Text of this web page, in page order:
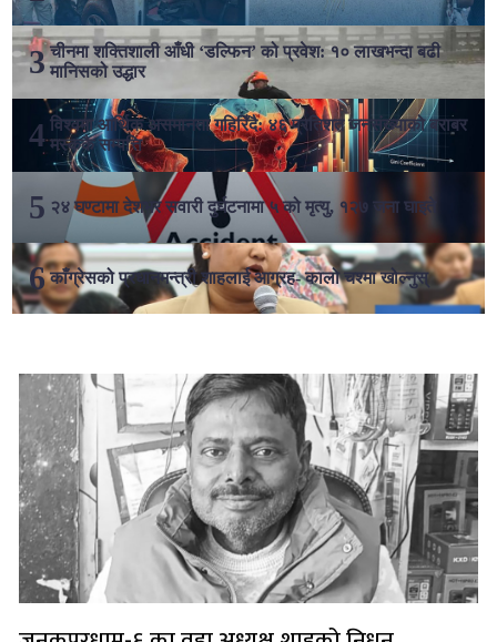
चीनमा शक्तिशाली आँधी ‘डल्फिन’ को प्रवेश: १० लाखभन्दा बढी
मानिसको उद्धार
विश्वमा आर्थिक असमानता गहिरिँदै: ४६ प्रतिशत जनसंख्याको बराबर
मस्ककै सम्पत्ति
२४ घण्टामा देशभर सवारी दुर्घटनामा ५ को मृत्यु, १२७ जना घाइते
काँग्रेसको प्रधानमन्त्री शाहलाई आग्रह- कालो चश्मा खोल्नुस्